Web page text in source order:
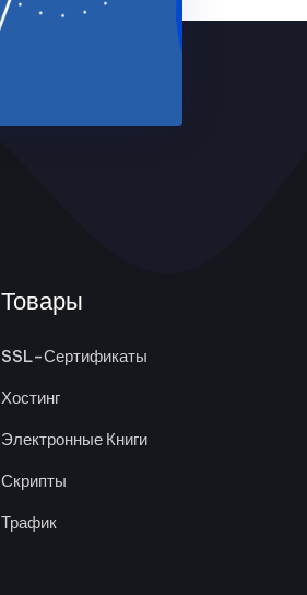
Товары
SSL-Сертификаты
Хостинг
Электронные Книги
Скрипты
Трафик